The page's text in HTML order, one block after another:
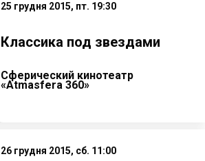
25 грудня 2015, пт. 19:30
Классика под звездами
Сферический кинотеатр
«Atmasfera 360»
26 грудня 2015, сб. 11:00